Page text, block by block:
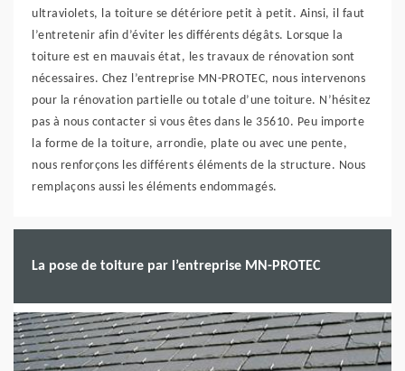
ultraviolets, la toiture se détériore petit à petit. Ainsi, il faut
l’entretenir afin d’éviter les différents dégâts. Lorsque la
toiture est en mauvais état, les travaux de rénovation sont
nécessaires. Chez l’entreprise MN-PROTEC, nous intervenons
pour la rénovation partielle ou totale d’une toiture. N’hésitez
pas à nous contacter si vous êtes dans le 35610. Peu importe
la forme de la toiture, arrondie, plate ou avec une pente,
nous renforçons les différents éléments de la structure. Nous
remplaçons aussi les éléments endommagés.
La pose de toiture par l’entreprise MN-PROTEC